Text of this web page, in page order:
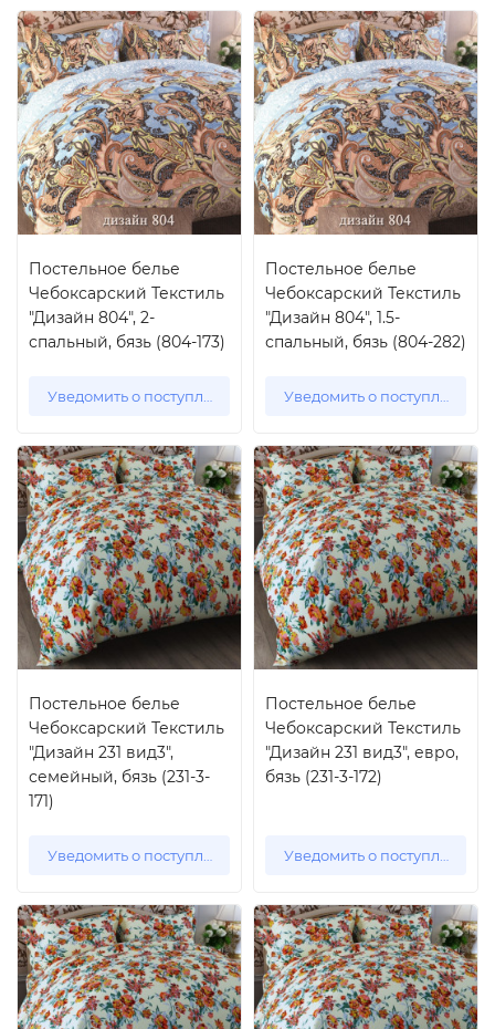
Постельное белье
Чебоксарский Текстиль
"Дизайн 804", 2-
спальный, бязь (804-173)
Уведомить о поступлении
Постельное белье
Чебоксарский Текстиль
"Дизайн 804", 1.5-
спальный, бязь (804-282)
Уведомить о поступлении
Постельное белье
Чебоксарский Текстиль
"Дизайн 231 вид3",
семейный, бязь (231-3-
171)
Уведомить о поступлении
Постельное белье
Чебоксарский Текстиль
"Дизайн 231 вид3", евро,
бязь (231-3-172)
Уведомить о поступлении